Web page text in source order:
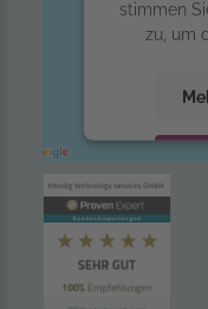
stimmen
zu, um
powered